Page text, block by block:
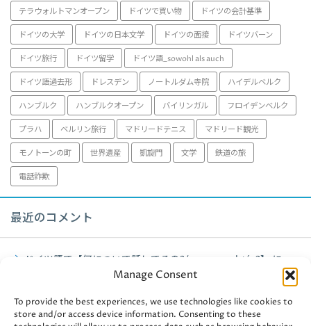
Manage Consent
To provide the best experiences, we use technologies like cookies to
store and/or access device information. Consenting to these
テラウォルトマンオープン ドイツで買い物 ドイツの会計基準
ドイツの大学 ドイツの日本文学 ドイツの面接 ドイツバーン
ドイツ旅行 ドイツ留学 ドイツ語_sowohl als auch
ドイツ語過去形 ドレスデン ノートルダム寺院 ハイデルベルク
ハンブルク ハンブルクオープン バイリンガル フロイデンベルク
プラハ ベルリン旅行 マドリードテニス マドリード観光
モノトーンの町 世界遺産 凱旋門 文学 鉄道の旅
電話詐欺
最近のコメント
ドイツ語で【何について話してるの?/worum geht´s?】
に
ミュンヘン観光【アルテピナコテーク】2021年 にfujikoより